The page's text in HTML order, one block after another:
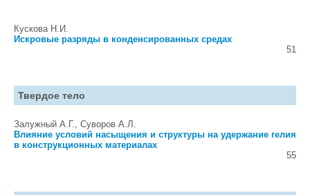
Кускова Н.И.
Искровые разряды в конденсированных средах
51
Твердое тело
Залужный А.Г., Суворов А.Л.
Влияние условий насыщения и структуры на удержание гелия
в конструкционных материалах
55